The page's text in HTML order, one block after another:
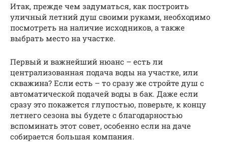
Итак, прежде чем задуматься, как построить
уличный летний душ своими руками, необходимо
посмотреть на наличие исходников, а также
выбрать место на участке.
Первый и важнейший нюанс – есть ли
централизованная подача воды на участке, или
скважина? Если есть – то сразу же стройте душ с
автоматической подачей воды в бак. Даже если
сразу это покажется глупостью, поверьте, к концу
летнего сезона вы будете с благодарностью
вспоминать этот совет, особенно если на даче
собирается большая компания.